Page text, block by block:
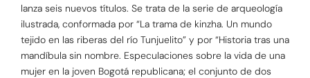
lanza seis nuevos títulos. Se trata de la serie de arqueología
ilustrada, conformada por “La trama de kinzha. Un mundo
tejido en las riberas del río Tunjuelito” y por “Historia tras una
mandíbula sin nombre. Especulaciones sobre la vida de una
mujer en la joven Bogotá republicana; el conjunto de dos